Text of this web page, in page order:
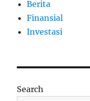
Berita
Finansial
Investasi
Search